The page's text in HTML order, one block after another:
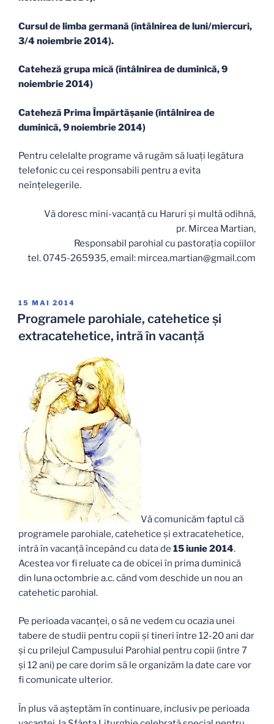
Cursul de limba germană (întâlnirea de luni/miercuri,
3/4 noiembrie 2014).
Cateheză grupa mică (întâlnirea de duminică, 9
noiembrie 2014)
Cateheză Prima Împărtăşanie (întâlnirea de
duminică, 9 noiembrie 2014)
Pentru celelalte programe vă rugăm să luaţi legătura
telefonic cu cei responsabili pentru a evita
neînţelegerile.
Vă doresc mini-vacanţă cu Haruri şi multă odihnă,
pr. Mircea Martian,
Responsabil parohial cu pastoraţia copiilor
tel. 0745-265935, email: mircea.martian@gmail.com
PUBLICAT
PE
15 MAI 2014
Programele parohiale, catehetice şi
extracatehetice, intră în vacanţă
Vă comunicăm faptul că
programele parohiale, catehetice şi extracatehetice,
intră în vacanţă începând cu data de 15 iunie 2014.
Acestea vor fi reluate ca de obicei în prima duminică
din luna octombrie a.c. când vom deschide un nou an
catehetic parohial.
Pe perioada vacanței, o să ne vedem cu ocazia unei
tabere de studii pentru copii și tineri între 12-20 ani dar
și cu prilejul Campusului Parohial pentru copii (între 7
și 12 ani) pe care dorim să le organizăm la date care vor
fi comunicate ulterior.
În plus vă aşteptăm în continuare, inclusiv pe perioada